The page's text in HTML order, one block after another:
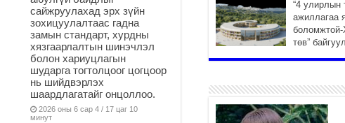
сайжруулахад эрх зүйн
зохицуулалтаас гадна
замын стандарт, хурдны
хязгаарлалтын шинэчлэл
болон хариуцлагын
шударга тогтолцоог цогцоор
нь шийдвэрлэх
шаардлагатайг онцоллоо.
2026 оны 6 сар 4 / 17 цаг 10
минут
“4 улирлын
ажиллагаа
боломжтой-
төв”
залуучууд